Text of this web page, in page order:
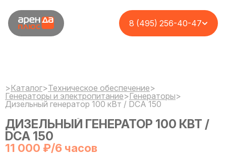
8 (495) 256-40-47
>Каталог>Техническое обеспечение>
Генераторы и электропитание>Генераторы>
Дизельный генератор 100 кВт / DCA 150
ДИЗЕЛЬНЫЙ ГЕНЕРАТОР 100 КВТ /
DCA 150
11 000 ₽/6 часов